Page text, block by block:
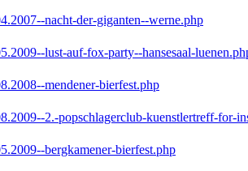
nacht-der-giganten--werne.php
lust-auf-fox-party--hansesaal-
mendener-bierfest.php
2.-popschlagerclub-kuenstlertreff-for-
bergkamener-bierfest.php